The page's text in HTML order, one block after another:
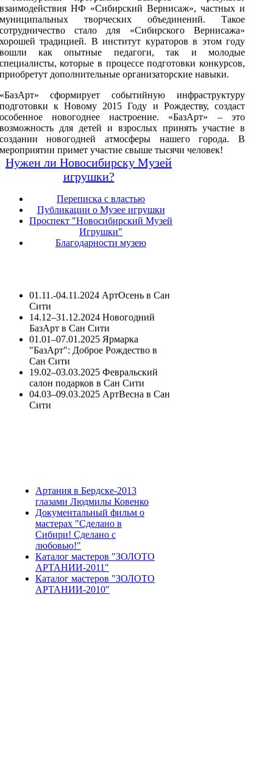
НФ «Сибирский Вернисаж», частных и
творческих объединений. Такое
стало для «Сибирского Вернисажа»
традицией. В институт кураторов в этом году
как опытные педагоги, так и молодые
которые в процессе подготовки конкурсов,
дополнительные организаторские навыки.
сформирует событийную инфраструктуру
к Новому 2015 Году и Рождеству, создаст
новогоднее настроение. «БазАрт» – это
для детей и взрослых принять участие в
новогодней атмосферы нашего города. В
примет участие свыше тысячи человек!
Нужен ли Новосибирску Музей
игрушки?
Переписка с властью
Публикации о Музее игрушки
Проспект "Новосибирский Музей
Игрушки"
Благодарности музею
01.11.-04.11.2024 АртОсень в Сан
Сити
14.12–31.12.2024 Новогодний
БазАрт в Сан Сити
01.01–07.01.2025 Ярмарка
"БазАрт": Доброе Рождество в
Сан Сити
19.02–03.03.2025 Февральский
салон подарков в Сан Сити
04.03–09.03.2025 АртВесна в Сан
Сити
Артания в Бердске-2013
глазами Людмилы Ковенко
Документальный фильм о
мастерах "Сделано в
Сибири! Сделано с
любовью!"
Каталог мастеров "ЗОЛОТО
АРТАНИИ-2011"
Каталог мастеров "ЗОЛОТО
АРТАНИИ-2010"